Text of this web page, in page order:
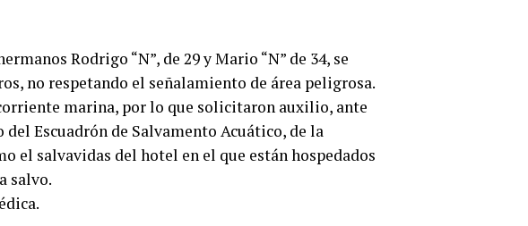
Rodrigo “N”, de 29 y Mario “N” de 34, se
no respetando el señalamiento de área peligrosa.
marina, por lo que solicitaron auxilio, ante
Escuadrón de Salvamento Acuático, de la
el salvavidas del hotel en el que están hospedados
salvo.